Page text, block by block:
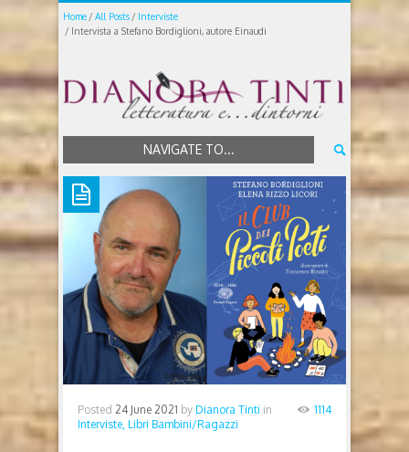
Home All Posts
Interviste
Intervista a Stefano Bordiglioni, autore Einaudi
NAVIGATE TO...
Posted 24 June 2021 by Dianora Tinti in
Interviste, Libri Bambini/Ragazzi
1114